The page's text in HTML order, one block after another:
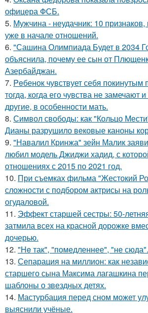
офицера ФСБ.
5. Мужчина - неудачник: 10
уже в начале отношений.
6. "Сашина Олимпиада Будет в 2034
объяснила, почему ее сын от
Азербайджан.
7. Peбенок чувствует себя покинутым
тогда, когда его чувства не замечают
другие, в особенности мать.
8. Символ свободы: как "Кольцо
Дианы разрушило вековые каноны
9. "Навалил Кринжа" зейн Малик
любил модель Джиджи хадид, с
отношениях с 2015 по 2021 год.
10. При съемках фильма "Жестокий
сложности с подбором актрисы на
огудаловой.
11. Эффект старшей сестры: 50-
затмила всех на красной дорожке
дочерью.
12. "He так", "помедленнее", "не сюда".
13. Сепарация на миллион: как
старшего сына Максима лагашкина
шаблоны о звездных детях.
14. Мастурбация перед сном может
выяснили учёные.